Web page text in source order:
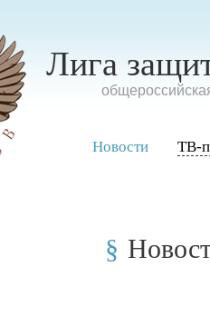
Лига
Новости ТВ-